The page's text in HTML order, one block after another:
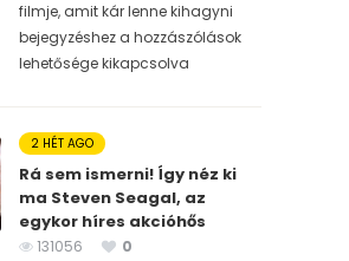
filmje, amit kár lenne kihagyni
bejegyzéshez a hozzászólások
lehetősége kikapcsolva
2 HÉT AGO
Rá sem ismerni! Így néz ki
ma Steven Seagal, az
egykor híres akcióhős
131056
0